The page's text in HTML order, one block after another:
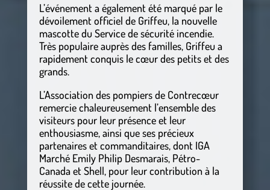
L’événement a également été marqué par le
dévoilement officiel de Griffeu, la nouvelle
mascotte du Service de sécurité incendie.
Très populaire auprès des familles, Griffeu a
rapidement conquis le cœur des petits et des
grands.
L’Association des pompiers de Contrecœur
remercie chaleureusement l’ensemble des
visiteurs pour leur présence et leur
enthousiasme, ainsi que ses précieux
partenaires et commanditaires, dont IGA
Marché Emily Philip Desmarais, Pétro-
Canada et Shell, pour leur contribution à la
réussite de cette journée.